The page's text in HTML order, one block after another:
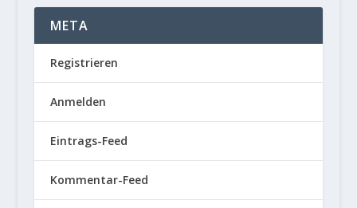
META
Registrieren
Anmelden
Eintrags-Feed
Kommentar-Feed